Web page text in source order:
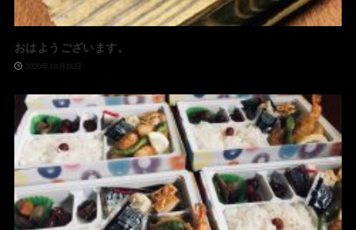
おはようございます。
2020年10月16日